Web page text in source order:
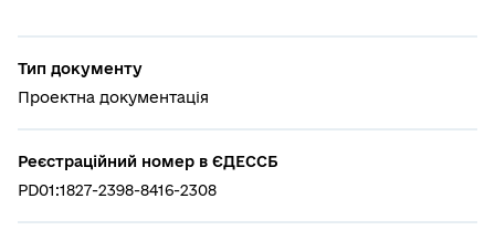
Тип документу
Проектна документація
Реєстраційний номер в ЄДЕССБ
PD01:1827-2398-8416-2308